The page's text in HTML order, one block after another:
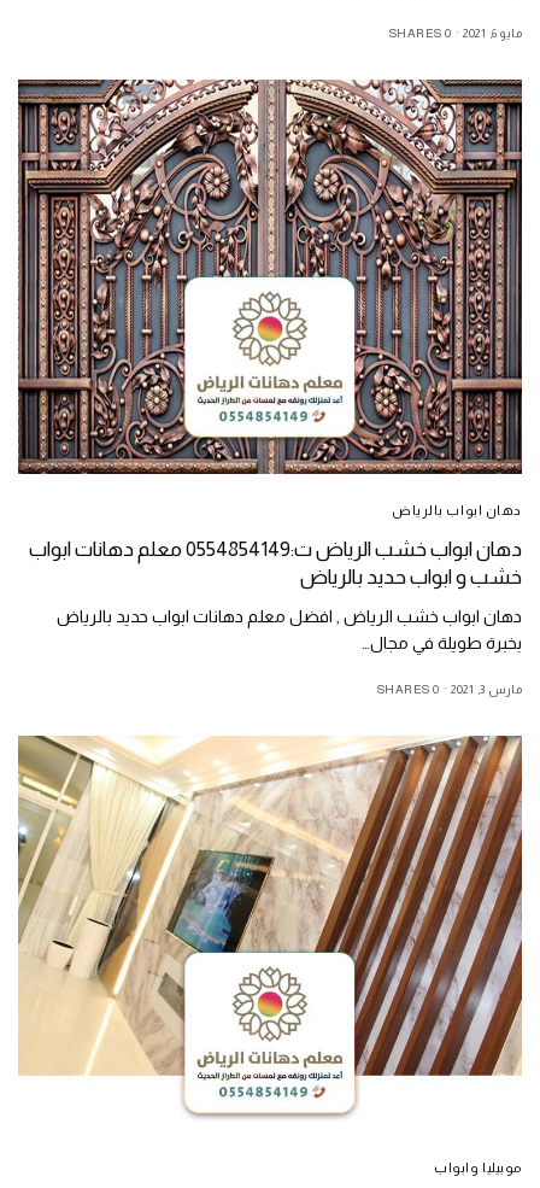
مايو 6, 2021 0 SHARES
دهان ابواب بالرياض
دهان ابواب خشب الرياض ت:0554854149 معلم دهانات ابواب
خشب و ابواب حديد بالرياض
دهان ابواب خشب الرياض , افضل معلم دهانات ابواب حديد بالرياض
بخبرة طويلة في مجال…
مارس 3, 2021 0 SHARES
موبيليا وابواب